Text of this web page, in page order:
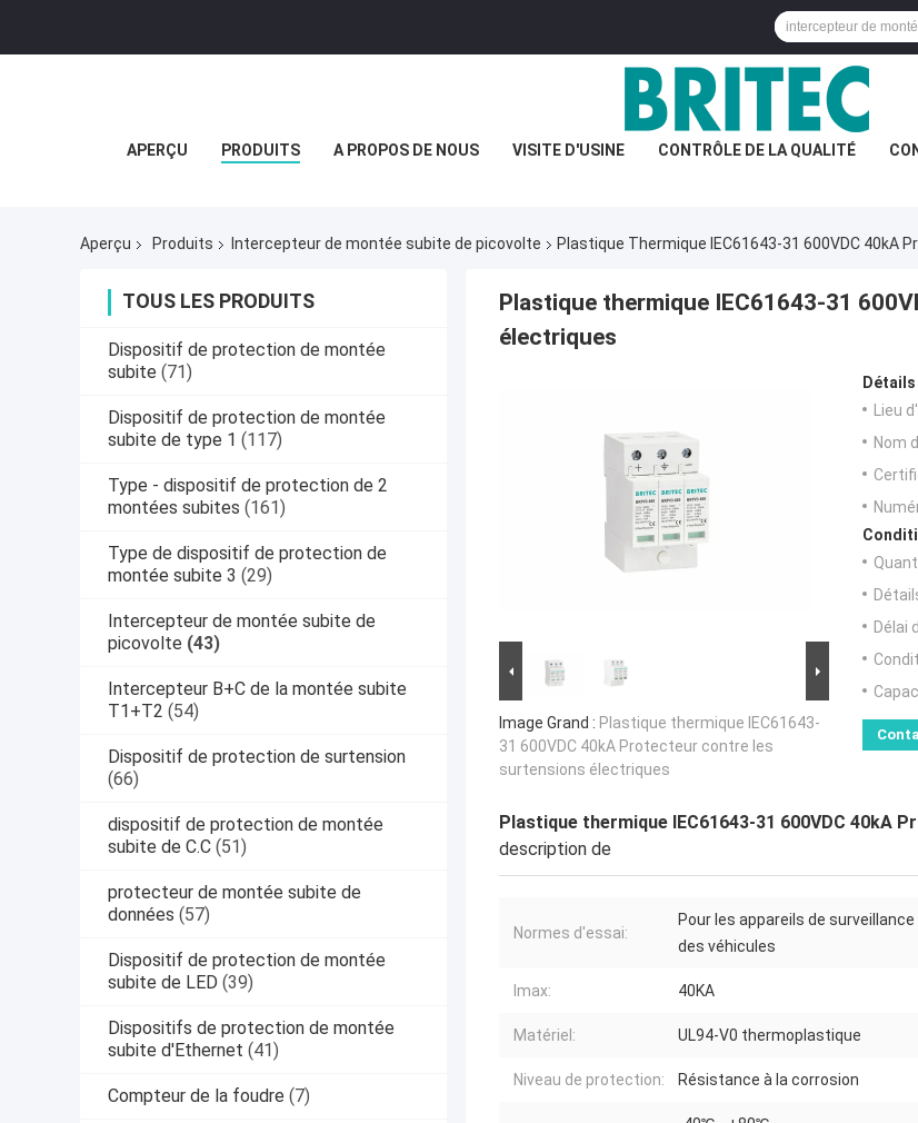
APERÇU PRODUITS A PROPOS DE NOUS VISITE D'USINE CONTRÔLE DE LA QUALITÉ
Aperçu Produits Intercepteur de montée subite de picovolte Plastique Thermique IEC61643-31 600VDC 40kA
TOUS LES PRODUITS
Dispositif de protection de montée
subite (71)
Dispositif de protection de montée
subite de type 1 (117)
Type - dispositif de protection de 2
montées subites (161)
Type de dispositif de protection de
montée subite 3 (29)
Intercepteur de montée subite de
picovolte (43)
Intercepteur B+C de la montée subite
T1+T2 (54)
Dispositif de protection de surtension
(66)
dispositif de protection de montée
subite de C.C (51)
protecteur de montée subite de
données (57)
Dispositif de protection de montée
subite de LED (39)
Dispositifs de protection de montée
subite d'Ethernet (41)
Compteur de la foudre (7)
Plastique thermique IEC61643-31
électriques
Image Grand : Plastique thermique IEC61643-
31 600VDC 40kA Protecteur contre les
surtensions électriques
Lieu
Nom
Délai
Plastique thermique IEC61643-31 600VDC
description de
Normes d'essai:
Pour les appareils de surveillance
des véhicules
Imax: 40KA
Matériel: UL94-V0 thermoplastique
Niveau de protection: Résistance à la corrosion